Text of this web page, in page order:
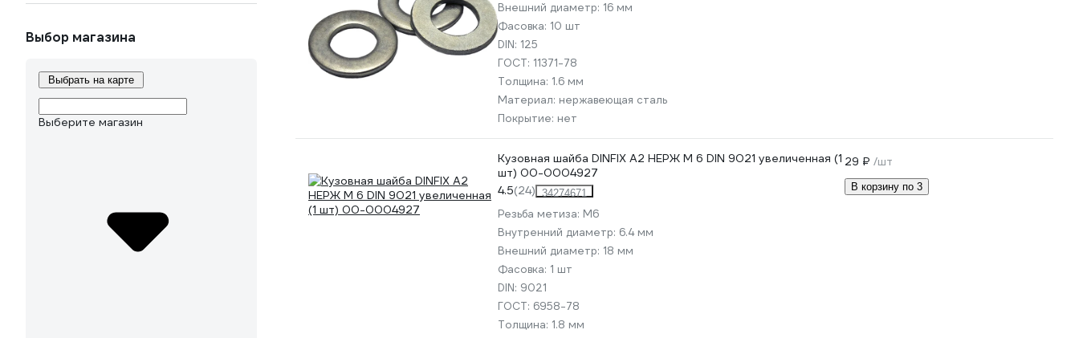
Выбор магазина
Выбрать на карте
Выберите магазин
Внешний диаметр: 16 мм
Фасовка: 10 шт
DIN: 125
ГОСТ: 11371-78
Толщина: 1.6 мм
Материал: нержавеющая сталь
Покрытие: нет
Кузовная шайба DINFIX А2 НЕРЖ М 6 DIN 9021 увеличенная (1
шт) 00-0004927
4.5(24) 34274671
Резьба метиза: М6
Внутренний диаметр: 6.4 мм
Внешний диаметр: 18 мм
Фасовка: 1 шт
DIN: 9021
ГОСТ: 6958-78
Толщина: 1.8 мм
29 ₽ /шт
В корзину по 3